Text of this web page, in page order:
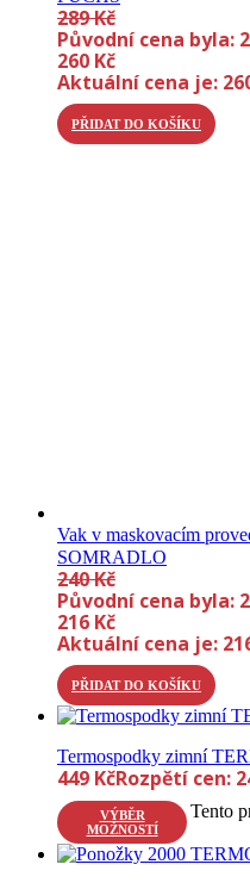
289Kč
Původní cena byla:
260 Kč
Aktuální cena je:
PŘIDAT DO KOŠÍKU
Vak v maskovacím
SOMRADLO
240Kč
Původní cena byla:
216 Kč
Aktuální cena je:
PŘIDAT DO KOŠÍKU
Termospodky zimní
449 KčRozpětí cen:
VÝBĚR
MOŽNOSTÍ
Tento